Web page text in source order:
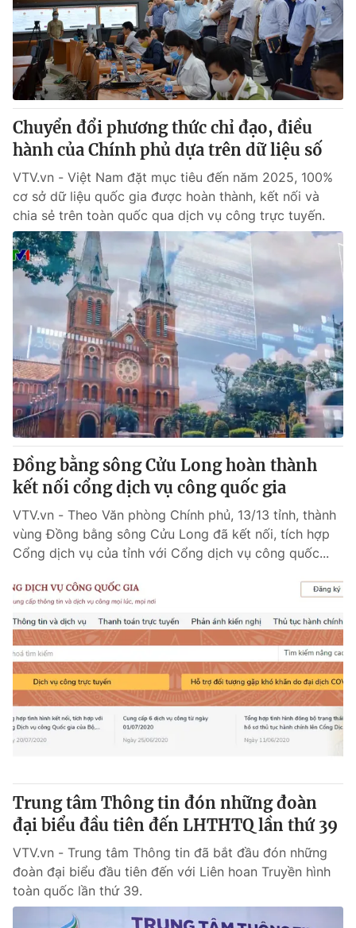
Chuyển đổi phương thức chỉ đạo, điều
hành của Chính phủ dựa trên dữ liệu số
VTV.vn - Việt Nam đặt mục tiêu đến năm 2025, 100%
cơ sở dữ liệu quốc gia được hoàn thành, kết nối và
chia sẻ trên toàn quốc qua dịch vụ công trực tuyến.
Đồng bằng sông Cửu Long hoàn thành
kết nối cổng dịch vụ công quốc gia
VTV.vn - Theo Văn phòng Chính phủ, 13/13 tỉnh, thành
vùng Đồng bằng sông Cửu Long đã kết nối, tích hợp
Cổng dịch vụ của tỉnh với Cổng dịch vụ công quốc...
Trung tâm Thông tin đón những đoàn
đại biểu đầu tiên đến LHTHTQ lần thứ 39
VTV.vn - Trung tâm Thông tin đã bắt đầu đón những
đoàn đại biểu đầu tiên đến với Liên hoan Truyền hình
toàn quốc lần thứ 39.